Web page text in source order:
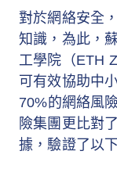
對於網絡安全
知識，為此，
工學院（ETH
可有效協助中
70%的網絡風險
險集團更比對
據，驗證了以